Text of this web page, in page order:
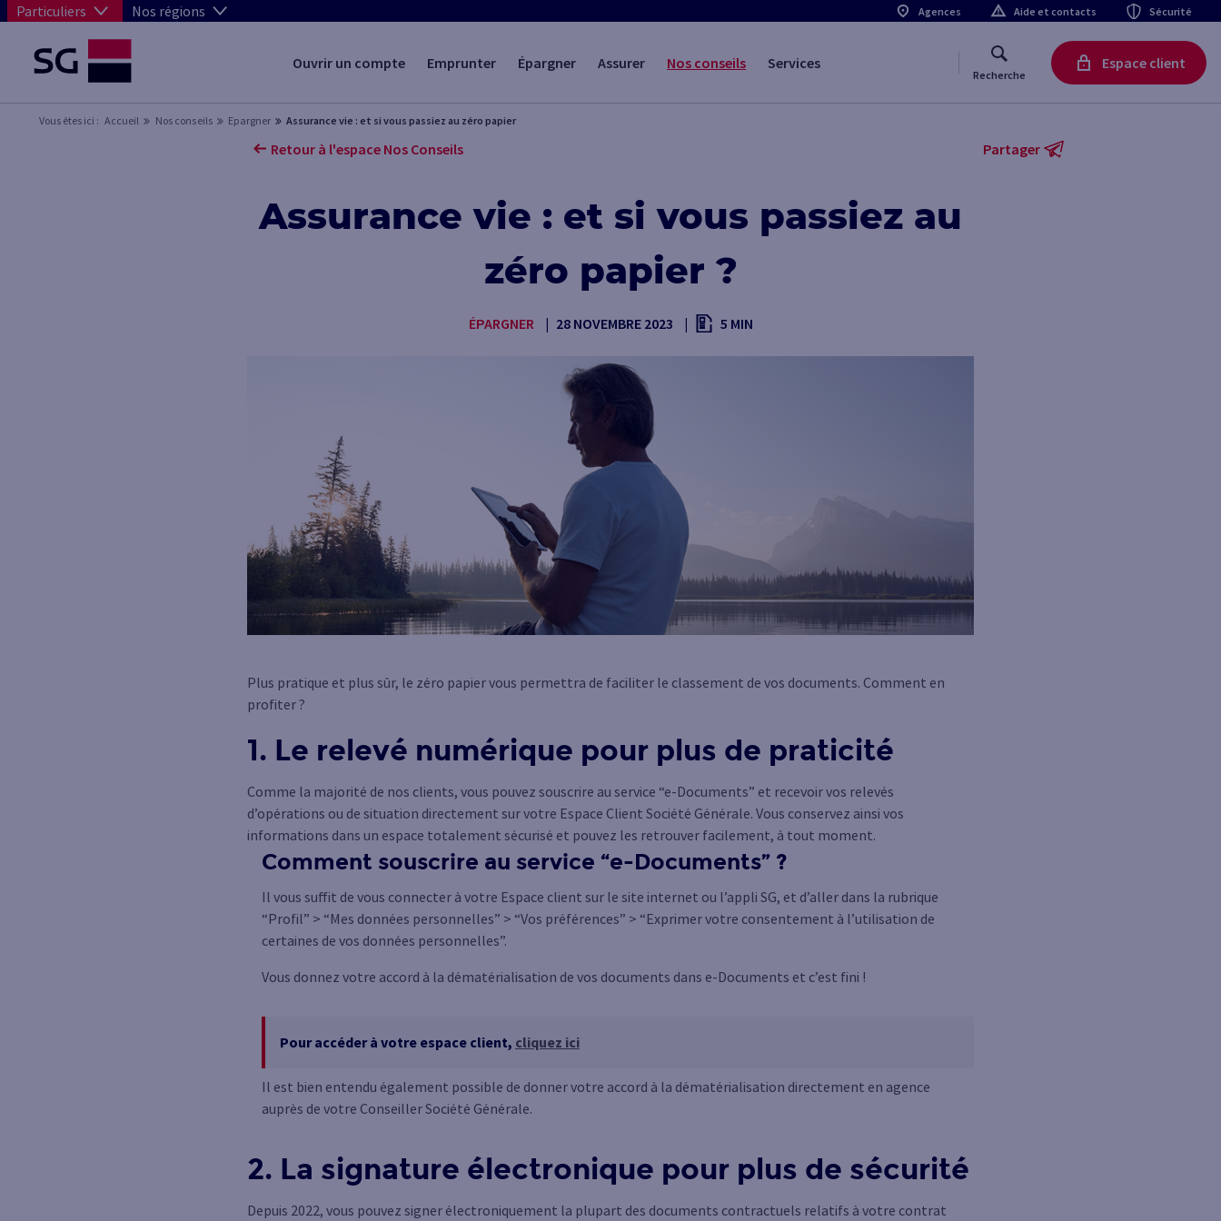
Particuliers Nos régions Agences Aide et contacts Sécurité
Ouvrir un compte Emprunter Épargner Assurer Nos conseils Services
Recherche
Espace client
Vous êtes ici : Accueil Nos conseils Epargner Assurance vie : et si vous passiez au zéro papier
Retour à l'espace Nos Conseils Partager
Assurance vie : et si vous passiez au
zéro papier ?
ÉPARGNER 28 NOVEMBRE 2023 5 MIN
Plus pratique et plus sûr, le zéro papier vous permettra de faciliter le classement de vos documents. Comment en
profiter ?
1. Le relevé numérique pour plus de praticité
Comme la majorité de nos clients, vous pouvez souscrire au service “e-Documents” et recevoir vos relevés
d’opérations ou de situation directement sur votre Espace Client Société Générale. Vous conservez ainsi vos
informations dans un espace totalement sécurisé et pouvez les retrouver facilement, à tout moment.
Comment souscrire au service “e-Documents” ?
Il vous suffit de vous connecter à votre Espace client sur le site internet ou l’appli SG, et d’aller dans la rubrique
“Profil” > “Mes données personnelles” > “Vos préférences” > “Exprimer votre consentement à l’utilisation de
certaines de vos données personnelles”.
Vous donnez votre accord à la dématérialisation de vos documents dans e-Documents et c’est fini !
Pour accéder à votre espace client, cliquez ici
Il est bien entendu également possible de donner votre accord à la dématérialisation directement en agence
auprès de votre Conseiller Société Générale.
2. La signature électronique pour plus de sécurité
Depuis 2022, vous pouvez signer électroniquement la plupart des documents contractuels relatifs à votre contrat